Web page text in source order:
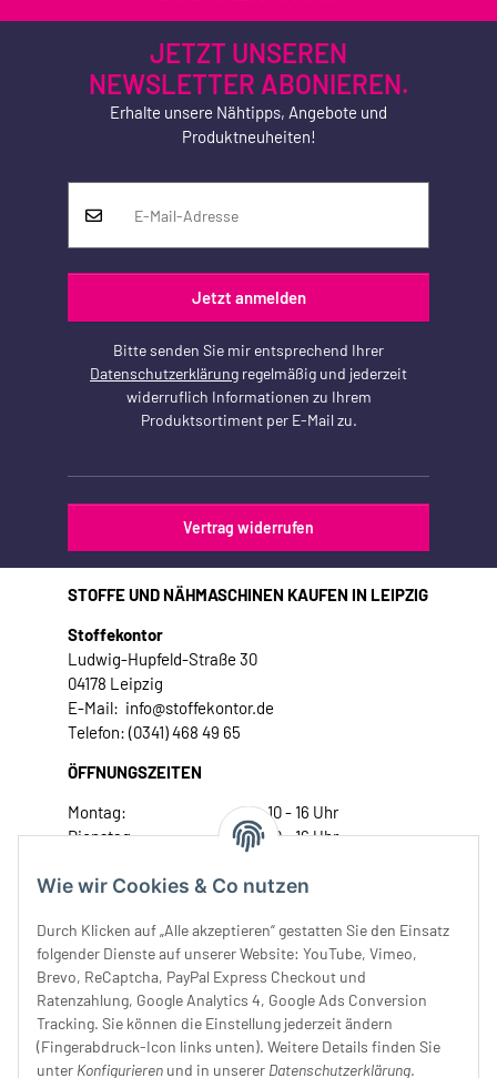
Wie wir Cookies & Co nutzen
Durch Klicken auf „Alle akzeptieren“ gestatten Sie den Einsatz
folgender Dienste auf unserer Website: YouTube, Vimeo,
Brevo, ReCaptcha, PayPal Express Checkout und
Ratenzahlung, Google Analytics 4, Google Ads Conversion
Tracking. Sie können die Einstellung jederzeit ändern
(Fingerabdruck-Icon links unten). Weitere Details finden Sie
unter Konfigurieren und in unserer Datenschutzerklärung.
JETZT UNSEREN
NEWSLETTER ABONIEREN.
Erhalte unsere Nähtipps, Angebote und
Produktneuheiten!
Jetzt anmelden
Bitte senden Sie mir entsprechend Ihrer
Datenschutzerklärung regelmäßig und jederzeit
widerruflich Informationen zu Ihrem
Produktsortiment per E-Mail zu.
Vertrag widerrufen
STOFFE UND NÄHMASCHINEN KAUFEN IN LEIPZIG
Stoffekontor
Ludwig-Hupfeld-Straße 30
04178 Leipzig
E-Mail: info@stoffekontor.de
Telefon: (0341) 468 49 65
ÖFFNUNGSZEITEN
Montag:
10 - 16 Uhr
Dienstag:
10 - 16 Uhr
Donnerstag:
10 - 18 Uhr
Samstag:
10 - 14 Uhr
Unser Service
Rechtliches